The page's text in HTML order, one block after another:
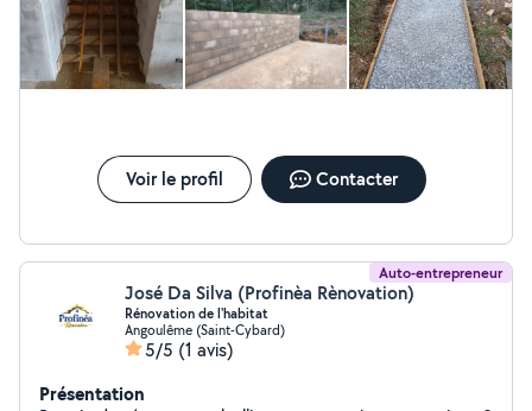
Voir le profil Contacter
Auto-entrepreneur
José Da Silva (Profinèa Rènovation)
Rénovation de l'habitat
Angoulême (Saint-Cybard)
5/5 (1 avis)
Présentation